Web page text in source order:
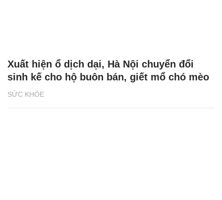
SỨC KHỎE
Xuất hiện ổ dịch dại, Hà Nội chuyển đổi
sinh kế cho hộ buôn bán, giết mổ chó mèo